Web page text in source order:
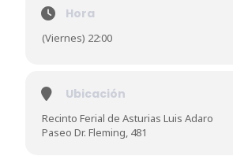
Hora
(Viernes) 22:00
Ubicación
Recinto Ferial de Asturias Luis Adaro
Paseo Dr. Fleming, 481